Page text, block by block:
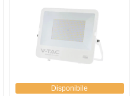
Disponibile